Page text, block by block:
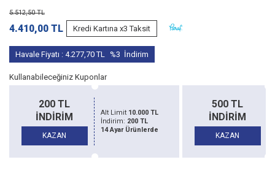
5.512,50TL
4.410,00 TL Kredi Kartına x3 Taksit
Havale Fiyatı : 4.277,70TL %3 İndirim
Kullanabileceğiniz Kuponlar
200 TL
İNDİRİM
KAZAN
Alt Limit10.000 TL
İndirim:200 TL
14 Ayar Ürünlerde
500 TL
İNDİRİM
KAZAN